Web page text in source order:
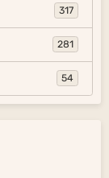
317
281
54